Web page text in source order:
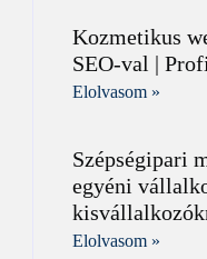
Kozmetikus
SEO-val |
Elolvasom »
Szépségipari
egyéni
Elolvasom »